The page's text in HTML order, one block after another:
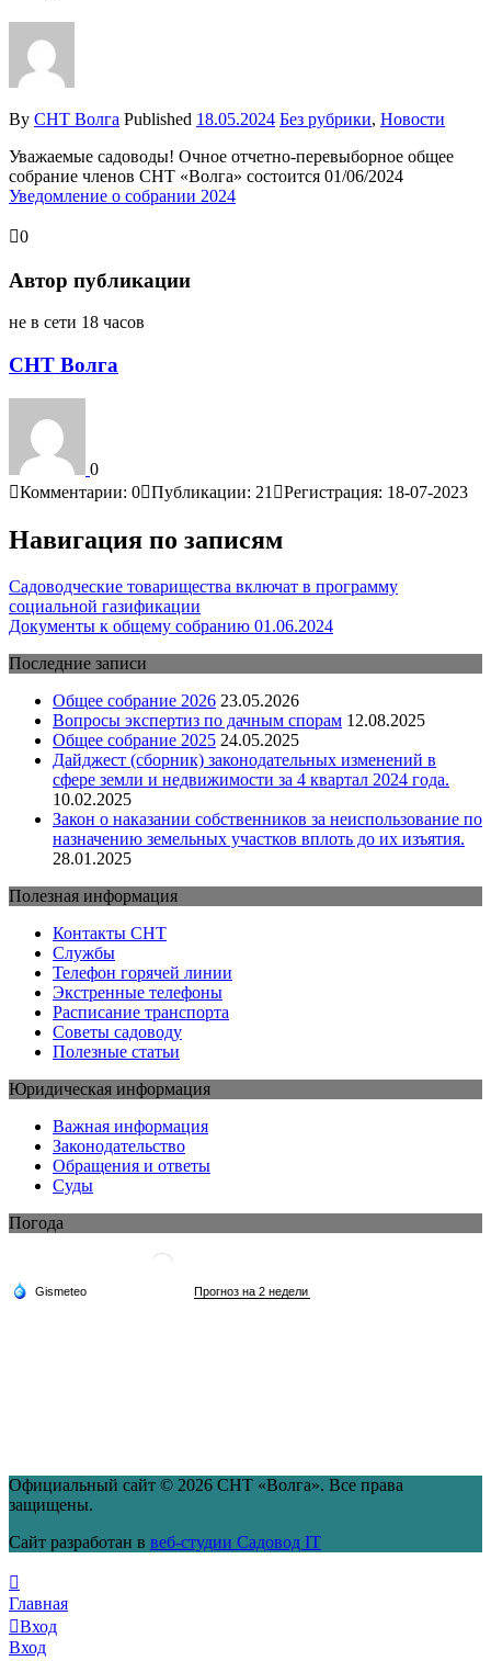
By СНТ Волга Published 18.05.2024 Без рубрики, Новости
Уважаемые садоводы! Очное отчетно-перевыборное общее
собрание членов СНТ «Волга» состоится 01/06/2024
Уведомление о собрании 2024
0
Автор публикации
не в сети 18 часов
СНТ Волга
0
Комментарии: 0 Публикации: 21 Регистрация: 18-07-2023
Навигация по записям
Садоводческие товарищества включат в программу
социальной газификации
Документы к общему собранию 01.06.2024
Последние записи
Общее собрание 2026 23.05.2026
Вопросы экспертиз по дачным спорам 12.08.2025
Общее собрание 2025 24.05.2025
Дайджест (сборник) законодательных изменений в
сфере земли и недвижимости за 4 квартал 2024 года.
10.02.2025
Закон о наказании собственников за неиспользование по
назначению земельных участков вплоть до их изъятия.
28.01.2025
Полезная информация
Контакты СНТ
Службы
Телефон горячей линии
Экстренные телефоны
Расписание транспорта
Советы садоводу
Полезные статьи
Юридическая информация
Важная информация
Законодательство
Обращения и ответы
Суды
Погода
Официальный сайт © 2026 СНТ «Волга». Все права
защищены.
Сайт разработан в веб-студии Садовод IT
Главная
Вход
Вход